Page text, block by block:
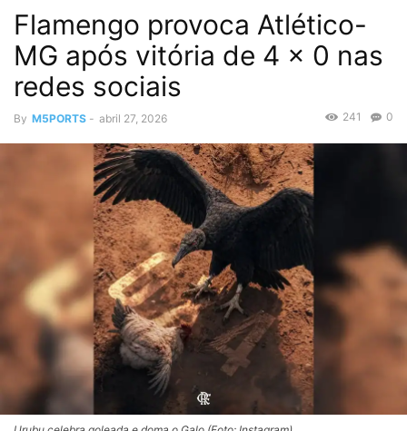
Flamengo provoca Atlético-
MG após vitória de 4 x 0 nas
redes sociais
By M5PORTS - abril 27, 2026 0
241